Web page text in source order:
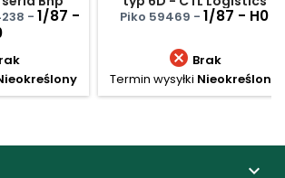
- 1/87 -
Piko 59469 - 1/87 - H0
 Brak
Termin wysyłki Nieokreślony
